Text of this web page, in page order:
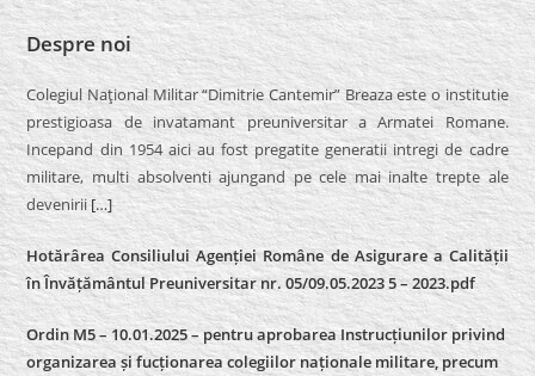
Despre noi
Colegiul Naţional Militar “Dimitrie Cantemir” Breaza este o institutie
prestigioasa de invatamant preuniversitar a Armatei Romane.
Incepand din 1954 aici au fost pregatite generatii intregi de cadre
militare, multi absolventi ajungand pe cele mai inalte trepte ale
devenirii […]
Hotărârea Consiliului Agenției Române de Asigurare a Calității
în Învățământul Preuniversitar nr. 05/09.05.2023 5 – 2023.pdf
Ordin M5 – 10.01.2025 – pentru aprobarea Instrucțiunilor privind
organizarea și fucționarea colegiilor naționale militare, precum